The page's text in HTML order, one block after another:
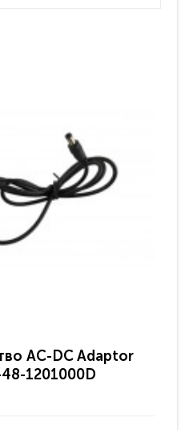
AC-DC Adaptor
1201000D